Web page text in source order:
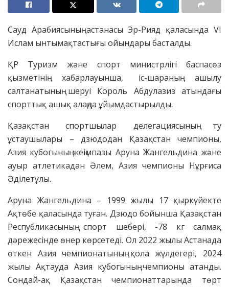
Сауд Арабиясының астанасы Эр-Рияд қаласында VI
Ислам ынтымақтастығы ойындары басталды.
ҚР Туризм және спорт министрлігі баспасөз
қызметінің хабарлауынша, іс-шараның ашылу
салтанатының шеруі Король Абдулазиз атындағы
спорттық ашық алаңда ұйымдастырылды.
Қазақстан спортшылар делегациясының ту
ұстаушылары – дзюдодан Қазақстан чемпионы,
Азия кубогының жеңімпазы Аруна Жангельдина және
ауыр атлетикадан Әлем, Азия чемпионы Нұрғиса
Әділетұлы.
Аруна Жангельдина – 1999 жылы 17 қыркүйекте
Ақтөбе қаласында туған. Дзюдо бойынша Қазақстан
Республикасының спорт шебері, -78 кг салмақ
дәрежесінде өнер көрсетеді. Ол 2022 жылы Астанада
өткен Азия чемпионатының қола жүлдегері, 2024
жылы Ақтауда Азия кубогының чемпионы атанды.
Сондай-ақ Қазақстан чемпионаттарында төрт